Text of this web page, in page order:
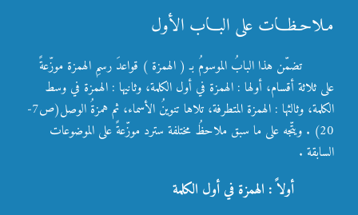
مـلاحـظـات على البـاب الأول
تضمّن هذا البابُ الموسومُ بـ ( الهمزة ) قواعدَ رسمِ الهمزة موزّعةً
على ثلاثة أقسام، أولها : الهمزة في أول الكلمة، وثانيها : الهمزة في وسط
الكلمة، وثالثها : الهمزة المتطرفة، تلاها تنوينُ الأسماء، ثم همزةُ الوصل(ص7-
20) . ويتّجه على ما سبق ملاحظُ مختلفة سترد موزّعةً على الموضوعات
السابقة .
أولاً : الهمزة في أول الكلمة